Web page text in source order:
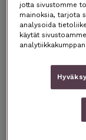
se on
jotta sivustomme
mainoksia, tarjota
analysoida
käytät